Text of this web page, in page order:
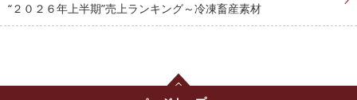
“２０２６年上半期”売上ランキング～冷凍畜産素材